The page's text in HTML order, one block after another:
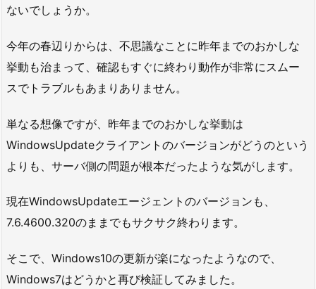
ないでしょうか。
今年の春辺りからは、不思議なことに昨年までのおかしな
挙動も治まって、確認もすぐに終わり動作が非常にスムー
スでトラブルもあまりありません。
単なる想像ですが、昨年までのおかしな挙動は
WindowsUpdateクライアントのバージョンがどうのという
よりも、サーバ側の問題が根本だったような気がします。
現在WindowsUpdateエージェントのバージョンも、
7.6.4600.320のままでもサクサク終わります。
そこで、Windows10の更新が楽になったようなので、
Windows7はどうかと再び検証してみました。